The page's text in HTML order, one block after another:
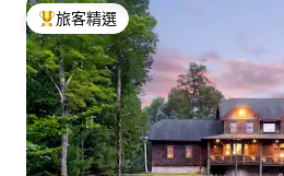
旅客精選榜首
旅客精選